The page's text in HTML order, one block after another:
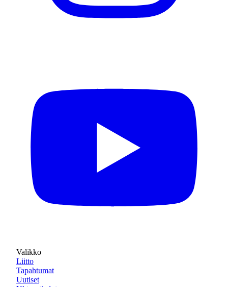
Valikko
Liitto
Tapahtumat
Uutiset